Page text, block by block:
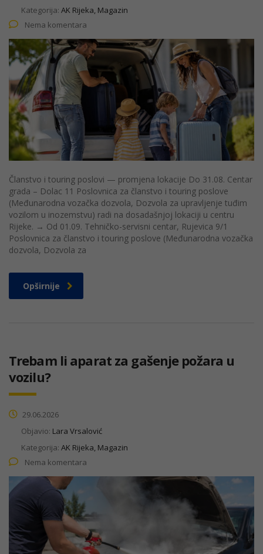
Kategorija: AK Rijeka, Magazin
Nema komentara
Članstvo i touring poslovi — promjena lokacije Do 31.08. Centar
grada – Dolac 11 Poslovnica za članstvo i touring poslove
(Međunarodna vozačka dozvola, Dozvola za upravljenje tuđim
vozilom u inozemstvu) radi na dosadašnjoj lokaciji u centru
Rijeke. → Od 01.09. Tehničko-servisni centar, Rujevica 9/1
Poslovnica za članstvo i touring poslove (Međunarodna vozačka
dozvola, Dozvola za
Opširnije
Trebam li aparat za gašenje požara u
vozilu?
29.06.2026
Objavio: Lara Vrsalović
Kategorija: AK Rijeka, Magazin
Nema komentara